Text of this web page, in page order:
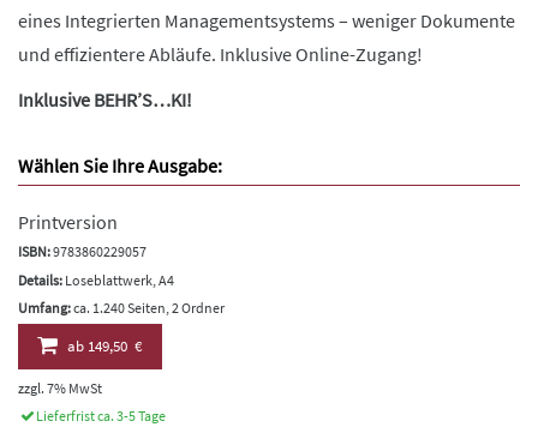
eines Integrierten Managementsystems – weniger Dokumente
und effizientere Abläufe. Inklusive Online-Zugang!
Inklusive BEHR’S…KI!
Wählen Sie Ihre Ausgabe:
Printversion
ISBN:9783860229057
Details: Loseblattwerk, A4
Umfang:ca. 1.240 Seiten, 2 Ordner
ab149,50 €
zzgl. 7% MwSt
Lieferfrist ca. 3-5 Tage